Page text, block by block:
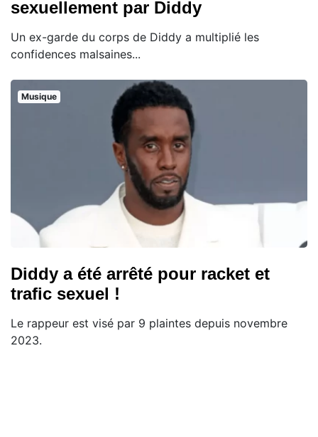
sexuellement par Diddy
Un ex-garde du corps de Diddy a multiplié les
confidences malsaines...
Musique
Diddy a été arrêté pour racket et
trafic sexuel !
Le rappeur est visé par 9 plaintes depuis novembre
2023.